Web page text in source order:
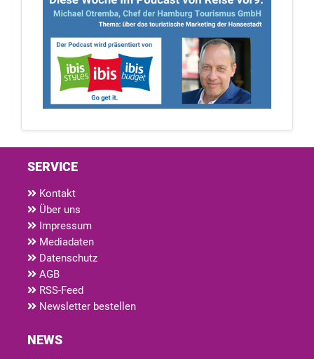
SERVICE
Kontakt
Über uns
Impressum
Mediadaten
Datenschutz
AGB
RSS-Feed
Newsletter bestellen
NEWS